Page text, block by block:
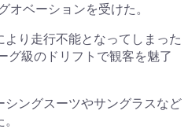
オベーションを受けた。
り走行不能となってしまった
グ級のドリフトで観客を魅了
シングスーツやサングラスなど